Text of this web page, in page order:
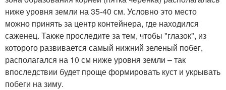
ниже уровня земли на 35-40 см. Условно это место
можно принять за центр контейнера, где находился
саженец. Также проследите за тем, чтобы "глазок", из
которого развивается самый нижний зеленый побег,
располагался на 10 см ниже уровня земли – так
впоследствии будет проще формировать куст и укрывать
побеги на зиму.